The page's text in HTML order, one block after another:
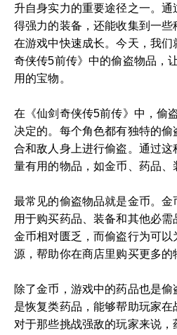
升自身实力的重要途径之一。
得强力的装备，还能收集到一
在游戏中快速成长。今天，我们
奇侠传5前传》中的偷盗物品，
用的宝物。
在《仙剑奇侠传5前传》中，偷
决定的。每个角色都有独特的
合和敌人身上进行偷盗。通过
量有用的物品，如金币、药品、
最常见的偷盗物品就是金币。金
用于购买药品、装备和其他必需
金币相对匮乏，而偷盗行为可
源，帮助你在商店里购买更多的
除了金币，游戏中的药品也是偷
是恢复类药品，能够帮助玩家在
对于那些挑战强敌的玩家来说